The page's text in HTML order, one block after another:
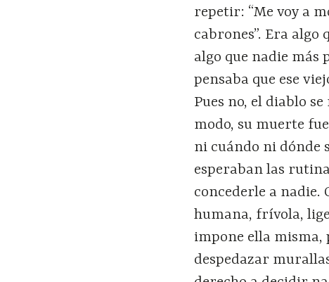
repetir: “Me voy a
cabrones”. Era
algo que nadie más
pensaba que ese
Pues no, el diablo
modo, su muerte
ni cuándo ni dónde
esperaban las
concederle a nadie.
humana, frívola,
impone ella misma,
despedazar